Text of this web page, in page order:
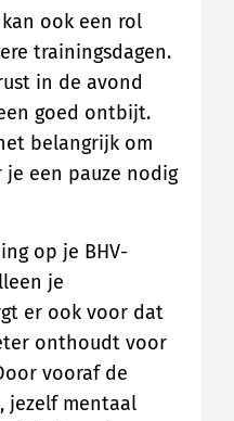
ook een rol
trainingsdagen.
in de avond
goed ontbijt.
belangrijk om
een pauze nodig
op je BHV-
je
er ook voor dat
onthoudt voor
vooraf de
jezelf mentaal